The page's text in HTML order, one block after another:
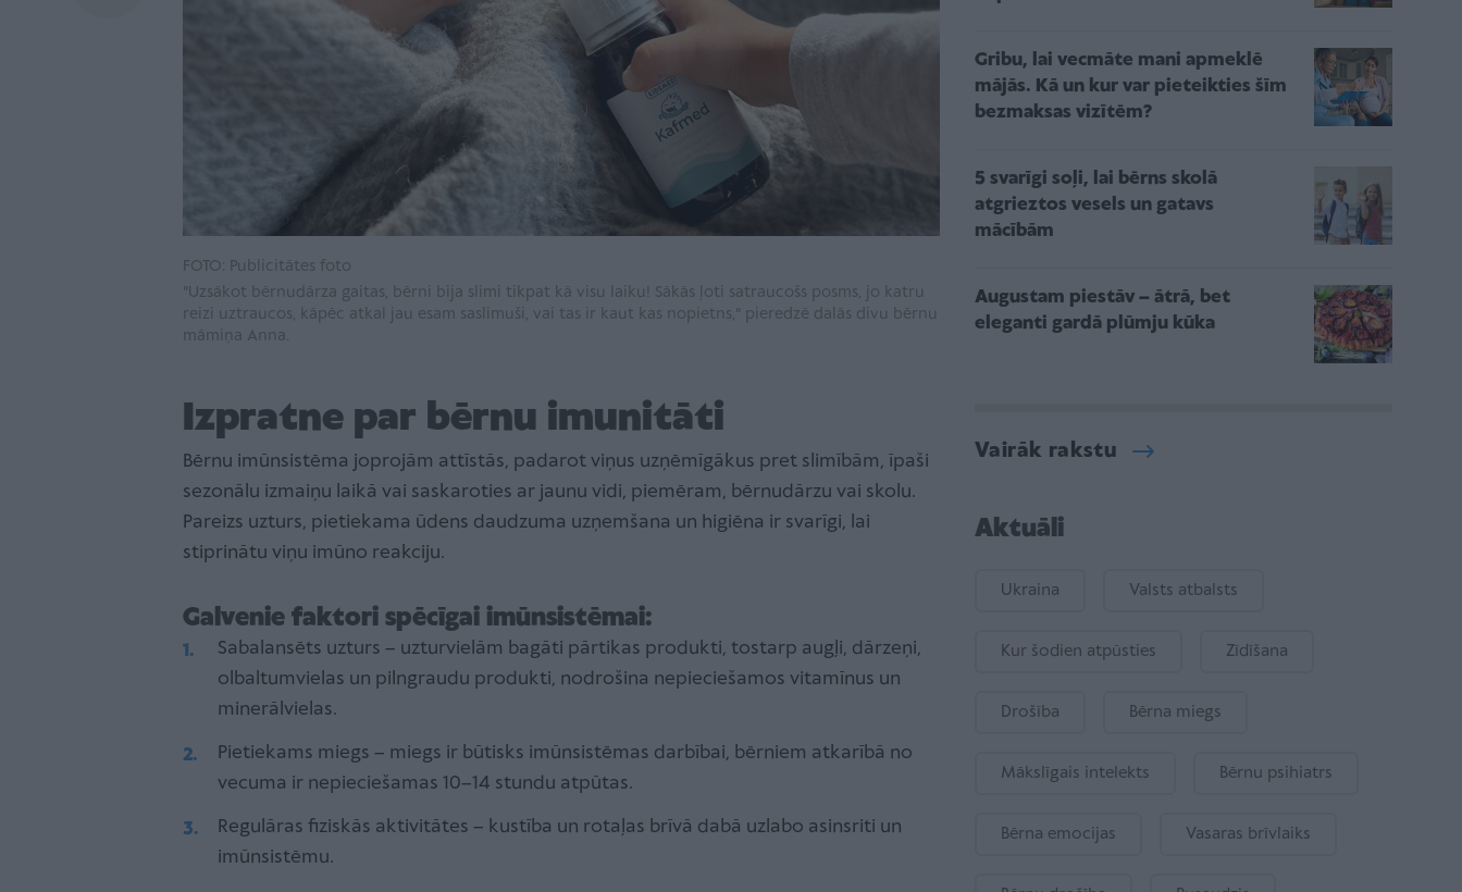
FOTO: Publicitātes foto
"Uzsākot bērnudārza gaitas, bērni bija slimi tikpat kā visu laiku! Sākās ļoti satraucošs posms, jo katru
reizi uztraucos, kāpēc atkal jau esam saslimuši, vai tas ir kaut kas nopietns," pieredzē dalās divu bērnu
māmiņa Anna.
Izpratne par bērnu imunitāti
Bērnu imūnsistēma joprojām attīstās, padarot viņus uzņēmīgākus pret slimībām, īpaši
sezonālu izmaiņu laikā vai saskaroties ar jaunu vidi, piemēram, bērnudārzu vai skolu.
Pareizs uzturs, pietiekama ūdens daudzuma uzņemšana un higiēna ir svarīgi, lai
stiprinātu viņu imūno reakciju.
Galvenie faktori spēcīgai imūnsistēmai:
Sabalansēts uzturs – uzturvielām bagāti pārtikas produkti, tostarp augļi, dārzeņi,
olbaltumvielas un pilngraudu produkti, nodrošina nepieciešamos vitamīnus un
minerālvielas.
Pietiekams miegs – miegs ir būtisks imūnsistēmas darbībai, bērniem atkarībā no
vecuma ir nepieciešamas 10–14 stundu atpūtas.
Regulāras fiziskās aktivitātes – kustība un rotaļas brīvā dabā uzlabo asinsriti un
imūnsistēmu.
Gribu, lai vecmāte mani apmeklē
mājās. Kā un kur var pieteikties šīm
bezmaksas vizītēm?
5 svarīgi soļi, lai bērns skolā
atgrieztos vesels un gatavs
mācībām
Augustam piestāv – ātrā, bet
eleganti gardā plūmju kūka
Vairāk rakstu
Aktuāli
Ukraina Valsts atbalsts
Kur šodien atpūsties Zīdīšana
Drošība Bērna miegs
Mākslīgais intelekts Bērnu psihiatrs
Bērna emocijas Vasaras brīvlaiks